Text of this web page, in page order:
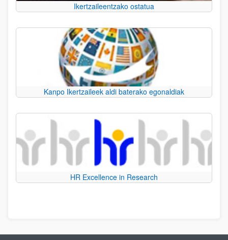
Ikertzaileentzako ostatua
Kanpo Ikertzaileek aldi baterako egonaldiak
HR Excellence in Research